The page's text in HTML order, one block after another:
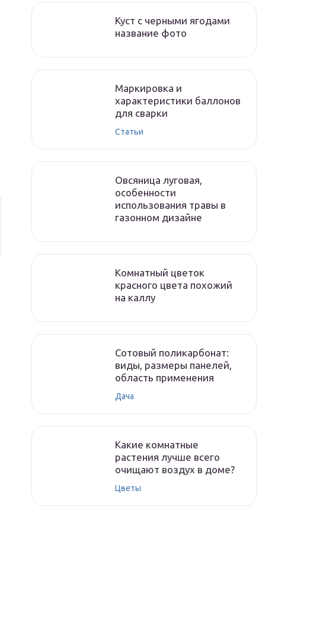
Куст с черными ягодами
название фото
Маркировка и
характеристики баллонов
для сварки
Статьи
Овсяница луговая,
особенности
использования травы в
газонном дизайне
Комнатный цветок
красного цвета похожий
на каллу
Сотовый поликарбонат:
виды, размеры панелей,
область применения
Дача
Какие комнатные
растения лучше всего
очищают воздух в доме?
Цветы